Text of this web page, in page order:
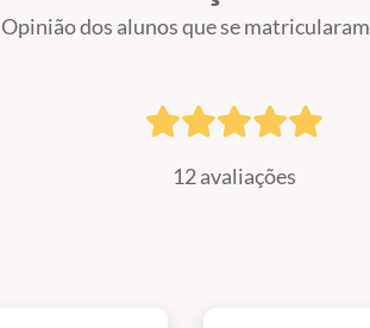
Opinião dos alunos que se matricularam
12 avaliações